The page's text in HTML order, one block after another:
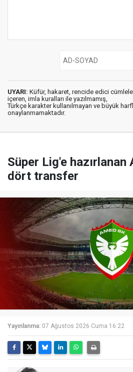
UYARI: Küfür, hakaret, rencide edici
içeren, imla kuralları ile yazılmamış,
Türkçe karakter kullanılmayan ve büyük
onaylanmamaktadır.
Süper Lig'e hazırlanan
dört transfer
Yayınlanma: 07 Ağustos 2026 Cuma 16:22